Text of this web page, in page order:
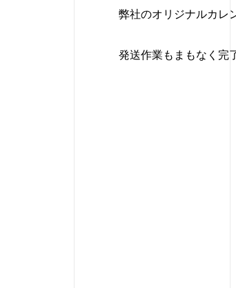
弊社のオリジナルカレ
発送作業もまもなく完